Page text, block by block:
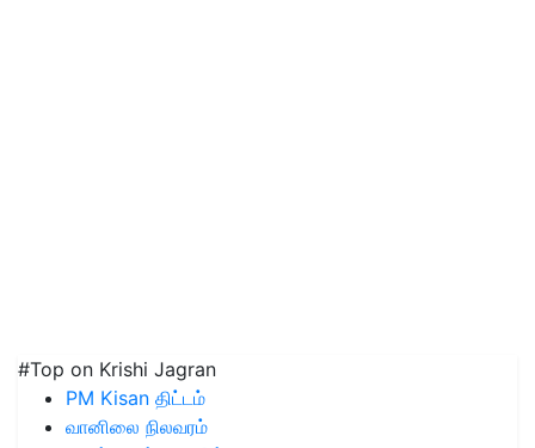
#Top on Krishi Jagran
PM Kisan திட்டம்
வானிலை நிலவரம்